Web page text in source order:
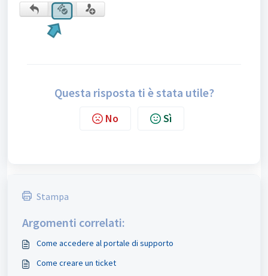
Questa risposta ti è stata utile?
No Sì
Stampa
Argomenti correlati:
Come accedere al portale di supporto
Come creare un ticket